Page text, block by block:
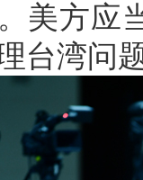
美方应
台湾问